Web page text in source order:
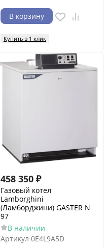
В корзину
Купить в 1 клик
458 350 ₽
Газовый котел
Lamborghini
(Ламборджини) GASTER N
97
В наличии
Артикул 0E4L9A5D